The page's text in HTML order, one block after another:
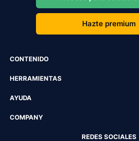
Hazte premium
CONTENIDO
HERRAMIENTAS
AYUDA
COMPANY
REDES SOCIALES